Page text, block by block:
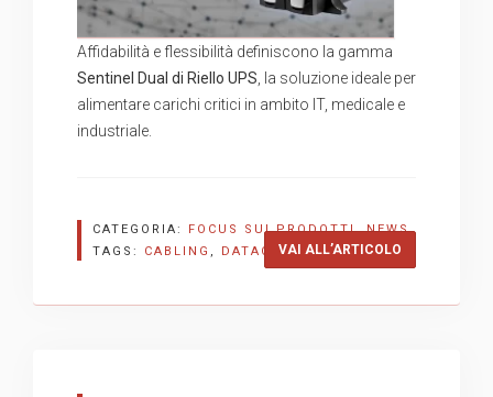
Affidabilità e flessibilità definiscono la gamma
Sentinel Dual di Riello UPS, la soluzione ideale per
alimentare carichi critici in ambito IT, medicale e
industriale.
VAI ALL’ARTICOLO
CATEGORIA: FOCUS SUI PRODOTTI,NEWS
TAGS: CABLING , DATACENTER,RIELLO